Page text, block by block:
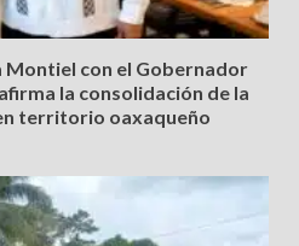
Montiel con el Gobernador
la consolidación de la
territorio oaxaqueño